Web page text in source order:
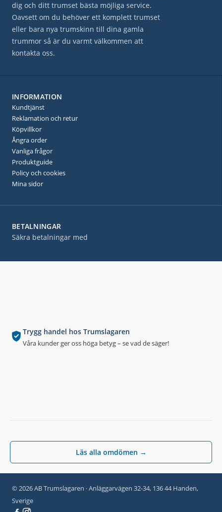
© 2026 AB Trumslagaren · Anläggarvägen 32-34, 136 44 Handen,
Sverige
Trygg handel hos Trumslagaren
Våra kunder ger oss höga betyg – se vad de säger!
Läs alla omdömen →
BETALNINGAR
Säkra betalningar med
dig och ditt trumset bästa möjliga service.
Oavsett om du behöver ett komplett trumset
eller bara nya trumskinn till dina gamla
trummor så är du varmt välkommen att
kontakta oss.
INFORMATION
Kundtjänst
Reklamation och retur
Köpvillkor
Ångra order
Vanliga frågor
Produktguide
Policy och cookies
Mina sidor